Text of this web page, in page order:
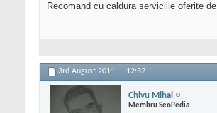
Recomand cu caldura serviciile oferite de
3rd August 2011, 12:32
Chivu Mihai
Membru SeoPedia